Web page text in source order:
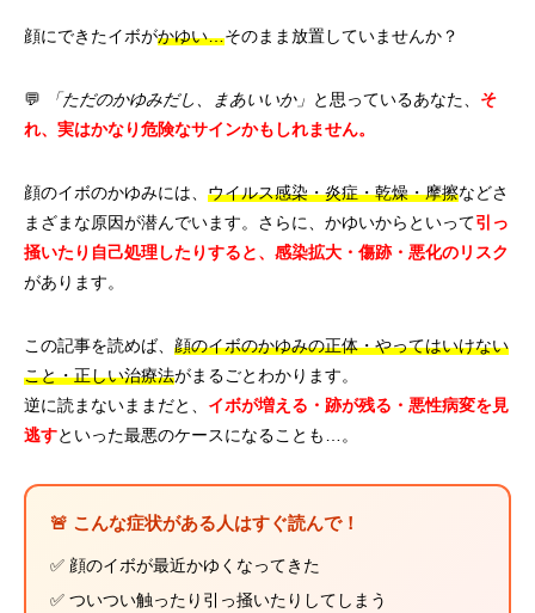
顔にできたイボがかゆい…そのまま放置していませんか？
💬 「ただのかゆみだし、まあいいか」 と思っているあなた、 そ
れ、実はかなり危険なサインかもしれません。
顔のイボのかゆみには、 ウイルス感染・炎症・乾燥・摩擦などさ
まざまな原因が潜んでいます。さらに、かゆいからといって引っ
掻いたり自己処理したりすると、感染拡大・傷跡・悪化のリスク
があります。
この記事を読めば、 顔のイボのかゆみの正体・やってはいけない
こと・正しい治療法がまるごとわかります。
逆に読まないままだと、 イボが増える・跡が残る・悪性病変を見
逃すといった最悪のケースになることも…。
🚨 こんな症状がある人はすぐ読んで！
✅ 顔のイボが最近かゆくなってきた
✅ ついつい触ったり引っ掻いたりしてしまう